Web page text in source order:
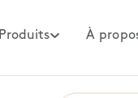
Produits À